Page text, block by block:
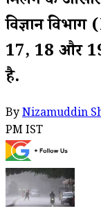
विज्ञान
17, 18 और
है.
ByNizamuddin
PM IST